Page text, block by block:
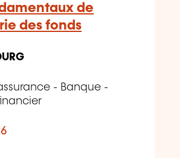
de
des fonds
- Banque -